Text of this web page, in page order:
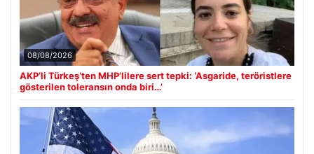
08/08/2026
AKP’li Türkeş’ten MHP’lilere sert tepki: ‘Asgaride, teröristlere
gösterilen toleransın onda biri…’